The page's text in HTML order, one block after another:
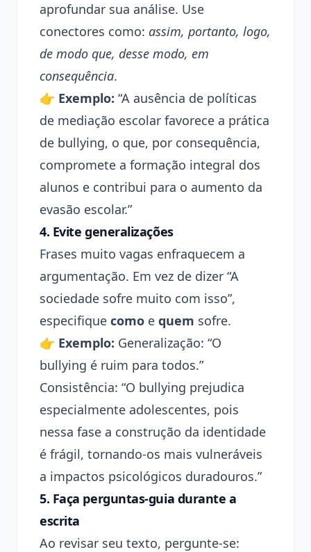
aprofundar sua análise. Use
conectores como: assim, portanto, logo,
de modo que, desse modo, em
consequência.
👉 Exemplo: “A ausência de políticas
de mediação escolar favorece a prática
de bullying, o que, por consequência,
compromete a formação integral dos
alunos e contribui para o aumento da
evasão escolar.”
4. Evite generalizações
Frases muito vagas enfraquecem a
argumentação. Em vez de dizer “A
sociedade sofre muito com isso”,
especifique como e quem sofre.
👉 Exemplo: Generalização: “O
bullying é ruim para todos.”
Consistência: “O bullying prejudica
especialmente adolescentes, pois
nessa fase a construção da identidade
é frágil, tornando-os mais vulneráveis
a impactos psicológicos duradouros.”
5. Faça perguntas-guia durante a
escrita
Ao revisar seu texto, pergunte-se: